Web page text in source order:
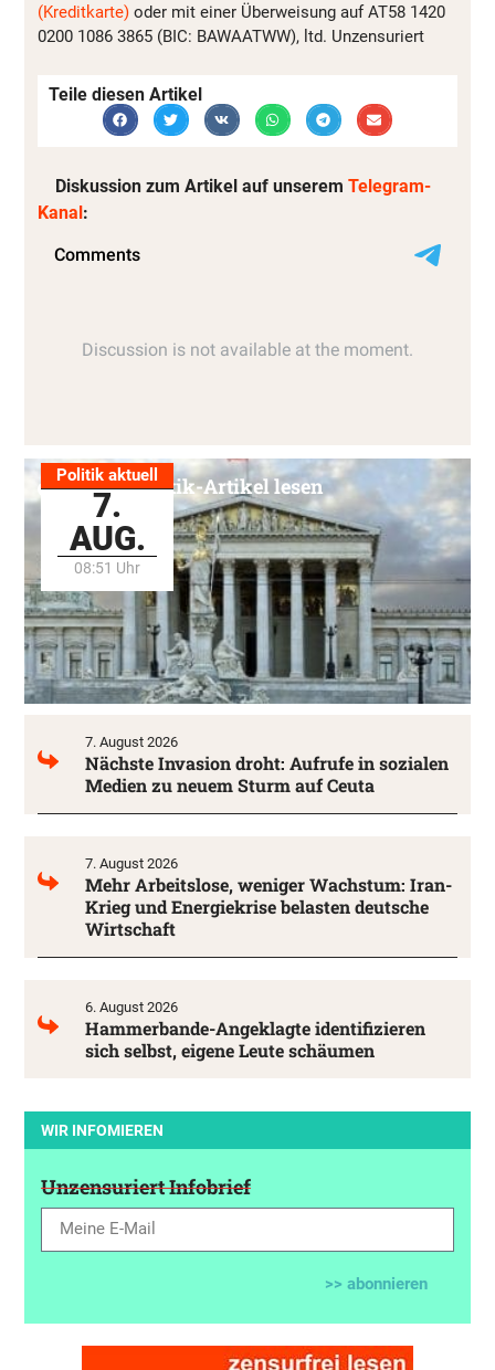
(Kreditkarte) oder mit einer Überweisung auf AT58 1420
0200 1086 3865 (BIC: BAWAATWW), ltd. Unzensuriert
Teile diesen Artikel
Diskussion zum Artikel auf unserem Telegram-
Kanal:
Politik aktuell
7.
AUG.
08:51 Uhr
Alle Politik-Artikel lesen
7. August 2026
Nächste Invasion droht: Aufrufe in sozialen
Medien zu neuem Sturm auf Ceuta
7. August 2026
Mehr Arbeitslose, weniger Wachstum: Iran-
Krieg und Energiekrise belasten deutsche
Wirtschaft
6. August 2026
Hammerbande-Angeklagte identifizieren
sich selbst, eigene Leute schäumen
WIR INFOMIEREN
Unzensuriert Infobrief
>> abonnieren